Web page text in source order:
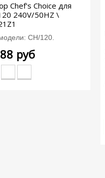
Chef's Choice для
240V/50HZ \
CH/120.
руб